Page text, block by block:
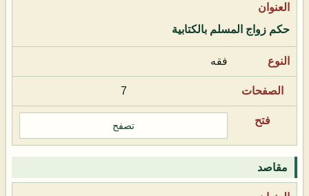
حكم زواج المسلم بالكتابية
فقه
7
تصفح
مقاصد